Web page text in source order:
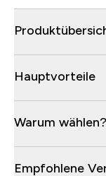
Hauptvorteile
Warum wählen?
Empfohlene